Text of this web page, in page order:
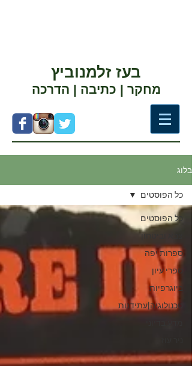
בעז זלמנוביץ
מחקר | כתיבה | הדרכה
בלוג
כל הפוסטים
צבא וביטחון
ספרות יפה
ספרי עיון
ביוגרפיות
טכנולוגיה|עתידנות
כל הפוסטים